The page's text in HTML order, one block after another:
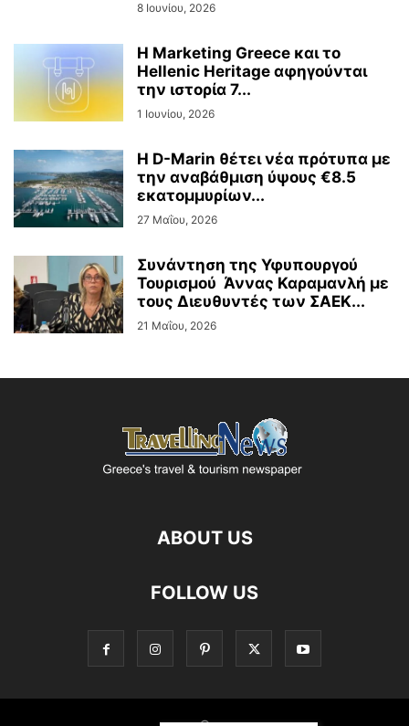
8 Ιουνίου, 2026
Η Marketing Greece και το
Hellenic Heritage αφηγούνται
την ιστορία 7...
1 Ιουνίου, 2026
Η D-Marin θέτει νέα πρότυπα με
την αναβάθμιση ύψους €8.5
εκατομμυρίων...
27 Μαΐου, 2026
Συνάντηση της Υφυπουργού
Τουρισμού Άννας Καραμανλή με
τους Διευθυντές των ΣΑΕΚ...
21 Μαΐου, 2026
ABOUT US
FOLLOW US